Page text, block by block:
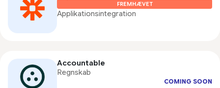
FREMHÆVET
Applikationsintegration
Accountable
Regnskab
COMING SOON